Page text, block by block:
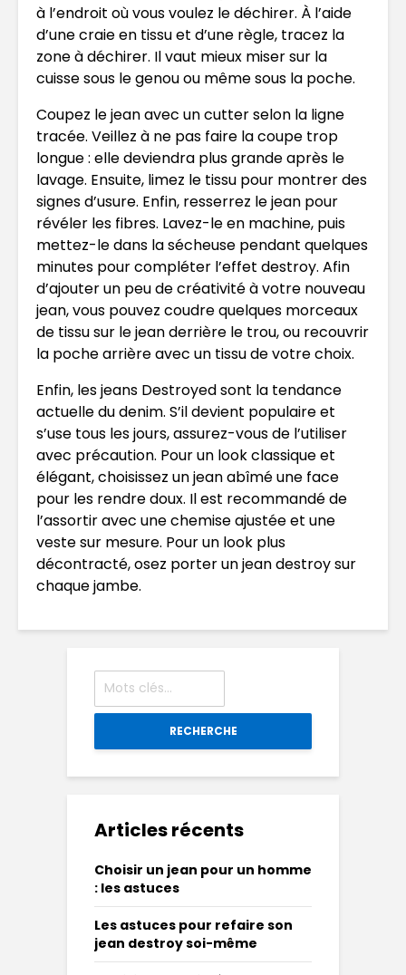
à l’endroit où vous voulez le déchirer. À l’aide
d’une craie en tissu et d’une règle, tracez la
zone à déchirer. Il vaut mieux miser sur la
cuisse sous le genou ou même sous la poche.
Coupez le jean avec un cutter selon la ligne
tracée. Veillez à ne pas faire la coupe trop
longue : elle deviendra plus grande après le
lavage. Ensuite, limez le tissu pour montrer des
signes d’usure. Enfin, resserrez le jean pour
révéler les fibres. Lavez-le en machine, puis
mettez-le dans la sécheuse pendant quelques
minutes pour compléter l’effet destroy. Afin
d’ajouter un peu de créativité à votre nouveau
jean, vous pouvez coudre quelques morceaux
de tissu sur le jean derrière le trou, ou recouvrir
la poche arrière avec un tissu de votre choix.
Enfin, les jeans Destroyed sont la tendance
actuelle du denim. S’il devient populaire et
s’use tous les jours, assurez-vous de l’utiliser
avec précaution. Pour un look classique et
élégant, choisissez un jean abîmé une face
pour les rendre doux. Il est recommandé de
l’assortir avec une chemise ajustée et une
veste sur mesure. Pour un look plus
décontracté, osez porter un jean destroy sur
chaque jambe.
RECHERCHE
Articles récents
Choisir un jean pour un homme
: les astuces
Les astuces pour refaire son
jean destroy soi-même